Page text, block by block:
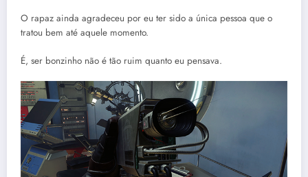
O rapaz ainda agradeceu por eu ter sido a única pessoa que o
tratou bem até aquele momento.
É, ser bonzinho não é tão ruim quanto eu pensava.